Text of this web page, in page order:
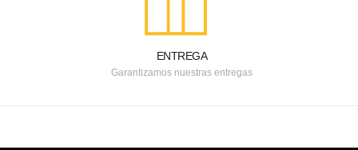
ENTREGA
Garantizamos nuestras entregas